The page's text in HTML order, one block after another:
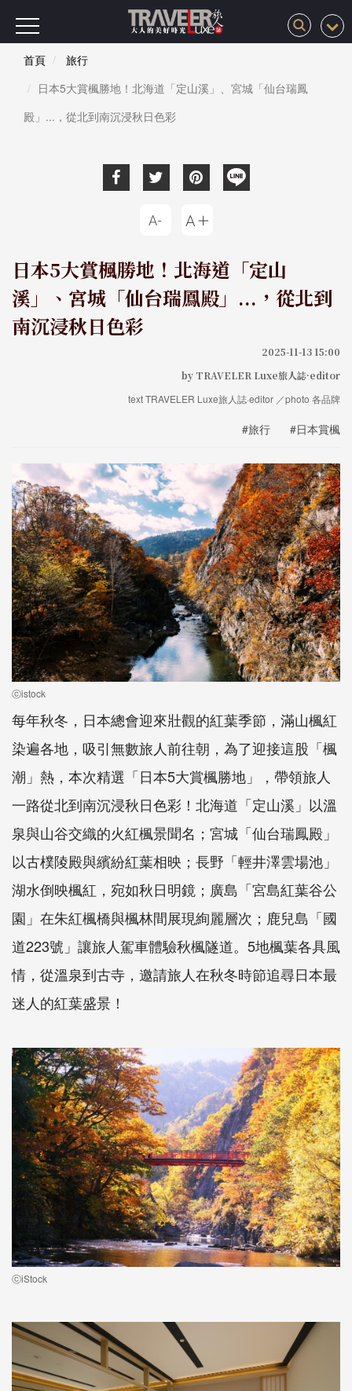
首頁
旅行
日本5大賞楓勝地！北海道「定山溪」、宮城「仙台瑞鳳
殿」...，從北到南沉浸秋日色彩
日本5大賞楓勝地！北海道「定山
溪」、宮城「仙台瑞鳳殿」...，從北到
南沉浸秋日色彩
2025-11-13 15:00
by TRAVELER Luxe旅人誌·editor
text TRAVELER Luxe旅人誌·editor ／photo 各品牌
#旅行 #日本賞楓
ⓒistock
每年秋冬，日本總會迎來壯觀的紅葉季節，滿山楓紅
染遍各地，吸引無數旅人前往朝，為了迎接這股「楓
潮」熱，本次精選「日本5大賞楓勝地」，帶領旅人
一路從北到南沉浸秋日色彩！北海道「定山溪」以溫
泉與山谷交織的火紅楓景聞名；宮城「仙台瑞鳳殿」
以古樸陵殿與繽紛紅葉相映；長野「輕井澤雲場池」
湖水倒映楓紅，宛如秋日明鏡；廣島「宮島紅葉谷公
園」在朱紅楓橋與楓林間展現絢麗層次；鹿兒島「國
道223號」讓旅人駕車體驗秋楓隧道。5地楓葉各具風
情，從溫泉到古寺，邀請旅人在秋冬時節追尋日本最
迷人的紅葉盛景！
ⓒiStock